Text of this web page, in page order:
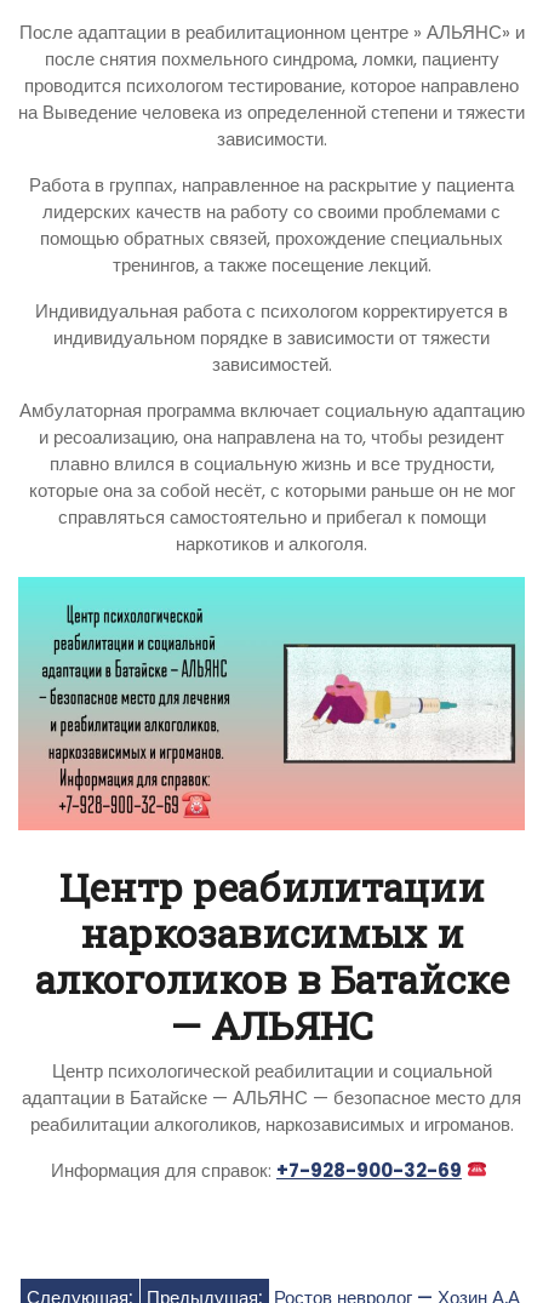
После адаптации в реабилитационном центре » АЛЬЯНС» и
после снятия похмельного синдрома, ломки, пациенту
проводится психологом тестирование, которое направлено
на Выведение человека из определенной степени и тяжести
зависимости.
Работа в группах, направленное на раскрытие у пациента
лидерских качеств на работу со своими проблемами с
помощью обратных связей, прохождение специальных
тренингов, а также посещение лекций.
Индивидуальная работа с психологом корректируется в
индивидуальном порядке в зависимости от тяжести
зависимостей.
Амбулаторная программа включает социальную адаптацию
и ресоализацию, она направлена на то, чтобы резидент
плавно влился в социальную жизнь и все трудности,
которые она за собой несёт, с которыми раньше он не мог
справляться самостоятельно и прибегал к помощи
наркотиков и алкоголя.
Центр реабилитации
наркозависимых и
алкоголиков в Батайске
— АЛЬЯНС
Центр психологической реабилитации и социальной
адаптации в Батайске — АЛЬЯНС — безопасное место для
реабилитации алкоголиков, наркозависимых и игроманов.
Информация для справок: +7-928-900-32-69
Предыдущая: Ростов невролог — Хозин А.А
Следующая: